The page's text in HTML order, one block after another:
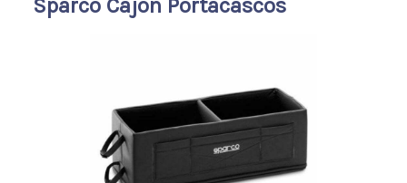
Sparco Cajon Portacascos